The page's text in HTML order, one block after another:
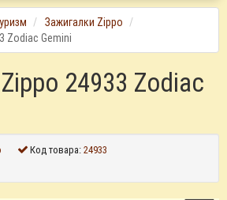
Зажигалки Zippo
Zodiac Gemini
24933 Zodiac
Код товара:24933